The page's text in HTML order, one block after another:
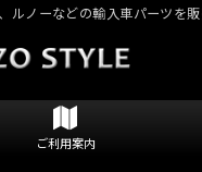
ルノーなどの輸入車パーツを
ご利用案内